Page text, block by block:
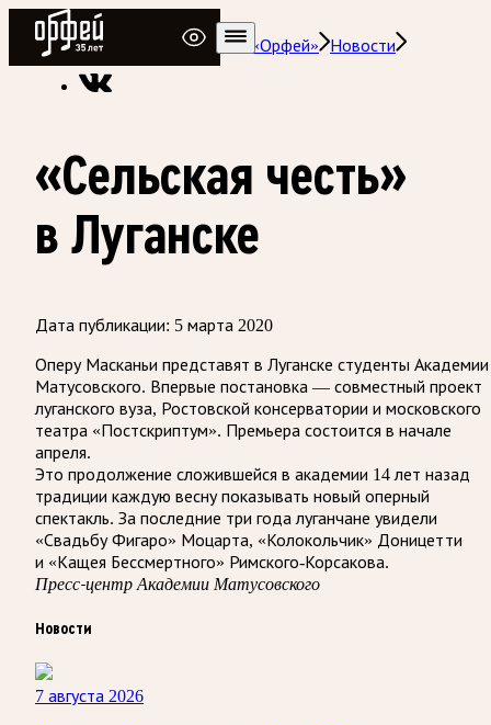
Радио Орфей
Радио классической музыки «Орфей»
Новости
«Сельская честь»
в Луганске
Дата публикации: 5 марта 2020
Оперу Масканьи представят в Луганске студенты Академии
Матусовского. Впервые постановка — совместный проект
луганского вуза, Ростовской консерватории и московского
театра «Постскриптум». Премьера состоится в начале
апреля.
Это продолжение сложившейся в академии 14 лет назад
традиции каждую весну показывать новый оперный
спектакль. За последние три года луганчане увидели
«Свадьбу Фигаро» Моцарта, «Колокольчик» Доницетти
и «Кащея Бессмертного» Римского-Корсакова.
Пресс-центр Академии Матусовского
Новости
7 августа 2026